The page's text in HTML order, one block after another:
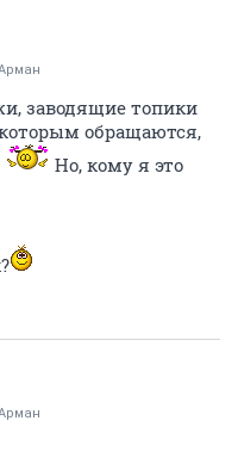
заводящие топики
обращаются,
Но, кому я это